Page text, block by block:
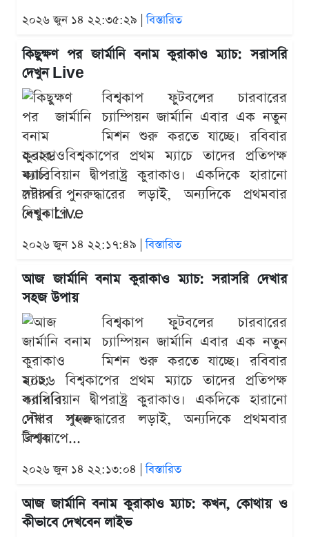
২০২৬ জুন ১৪ ২২:৩৫:২৯ |বিস্তারিত
কিছুক্ষণ পর জার্মানি বনাম কুরাকাও ম্যাচ: সরাসরি
দেখুন Live
বিশ্বকাপ ফুটবলের চারবারের
চ্যাম্পিয়ন জার্মানি এবার এক নতুন
মিশন শুরু করতে যাচ্ছে। রবিবার
২০২৬ বিশ্বকাপের প্রথম ম্যাচে তাদের প্রতিপক্ষ
ক্যারিবিয়ান দ্বীপরাষ্ট্র কুরাকাও। একদিকে হারানো
গৌরব পুনরুদ্ধারের লড়াই, অন্যদিকে প্রথমবার
বিশ্বকাপে...
২০২৬ জুন ১৪ ২২:১৭:৪৯ |বিস্তারিত
আজ জার্মানি বনাম কুরাকাও ম্যাচ: সরাসরি দেখার
সহজ উপায়
বিশ্বকাপ ফুটবলের চারবারের
চ্যাম্পিয়ন জার্মানি এবার এক নতুন
মিশন শুরু করতে যাচ্ছে। রবিবার
২০২৬ বিশ্বকাপের প্রথম ম্যাচে তাদের প্রতিপক্ষ
ক্যারিবিয়ান দ্বীপরাষ্ট্র কুরাকাও। একদিকে হারানো
গৌরব পুনরুদ্ধারের লড়াই, অন্যদিকে প্রথমবার
বিশ্বকাপে...
২০২৬ জুন ১৪ ২২:১৩:০৪ |বিস্তারিত
আজ জার্মানি বনাম কুরাকাও ম্যাচ: কখন, কোথায় ও
কীভাবে দেখবেন লাইভ